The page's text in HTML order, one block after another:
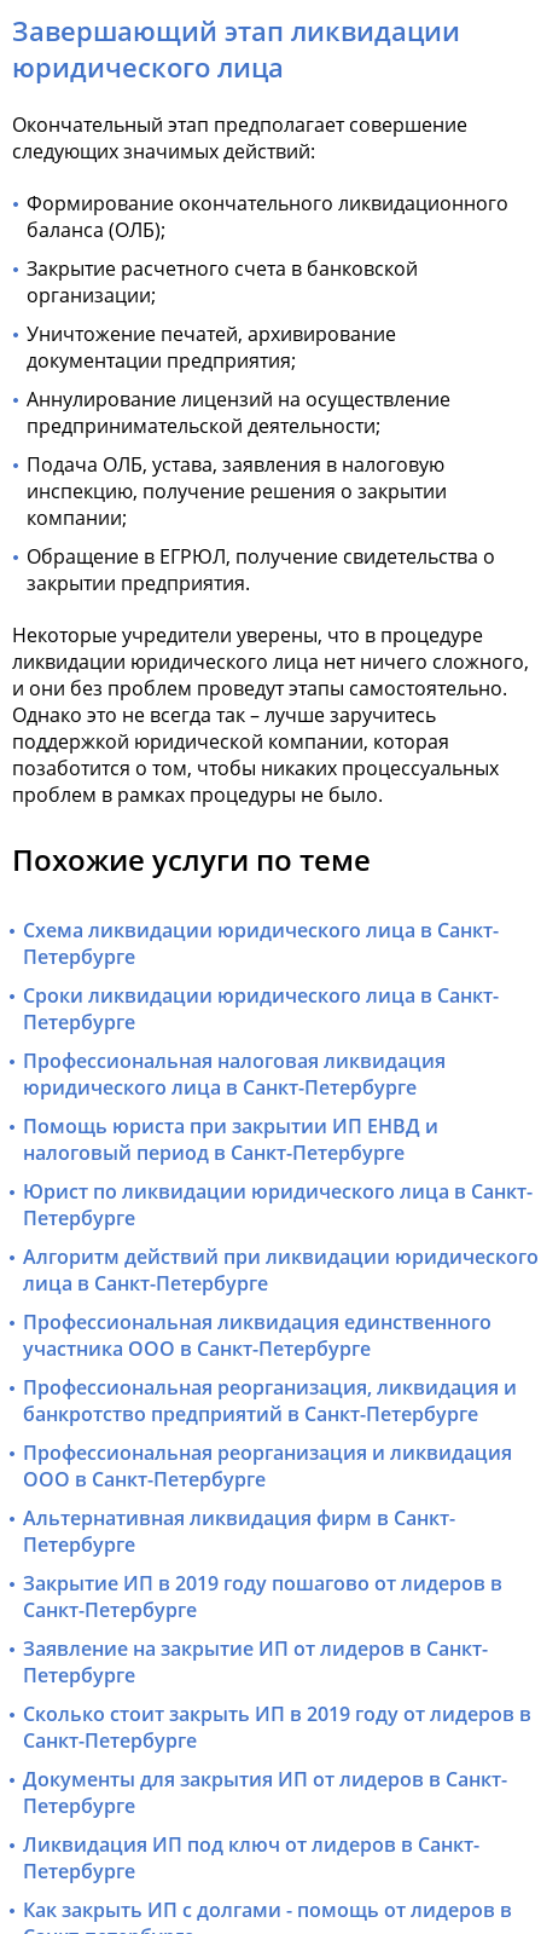
Завершающий этап ликвидации
юридического лица
Окончательный этап предполагает совершение
следующих значимых действий:
Формирование окончательного ликвидационного
баланса (ОЛБ);
Закрытие расчетного счета в банковской
организации;
Уничтожение печатей, архивирование
документации предприятия;
Аннулирование лицензий на осуществление
предпринимательской деятельности;
Подача ОЛБ, устава, заявления в налоговую
инспекцию, получение решения о закрытии
компании;
Обращение в ЕГРЮЛ, получение свидетельства о
закрытии предприятия.
Некоторые учредители уверены, что в процедуре
ликвидации юридического лица нет ничего сложного,
и они без проблем проведут этапы самостоятельно.
Однако это не всегда так – лучше заручитесь
поддержкой юридической компании, которая
позаботится о том, чтобы никаких процессуальных
проблем в рамках процедуры не было.
Похожие услуги по теме
Схема ликвидации юридического лица в Санкт-
Петербурге
Сроки ликвидации юридического лица в Санкт-
Петербурге
Профессиональная налоговая ликвидация
юридического лица в Санкт-Петербурге
Помощь юриста при закрытии ИП ЕНВД и
налоговый период в Санкт-Петербурге
Юрист по ликвидации юридического лица в Санкт-
Петербурге
Алгоритм действий при ликвидации юридического
лица в Санкт-Петербурге
Профессиональная ликвидация единственного
участника ООО в Санкт-Петербурге
Профессиональная реорганизация, ликвидация и
банкротство предприятий в Санкт-Петербурге
Профессиональная реорганизация и ликвидация
ООО в Санкт-Петербурге
Альтернативная ликвидация фирм в Санкт-
Петербурге
Закрытие ИП в 2019 году пошагово от лидеров в
Санкт-Петербурге
Заявление на закрытие ИП от лидеров в Санкт-
Петербурге
Сколько стоит закрыть ИП в 2019 году от лидеров в
Санкт-Петербурге
Документы для закрытия ИП от лидеров в Санкт-
Петербурге
Ликвидация ИП под ключ от лидеров в Санкт-
Петербурге
Как закрыть ИП с долгами - помощь от лидеров в